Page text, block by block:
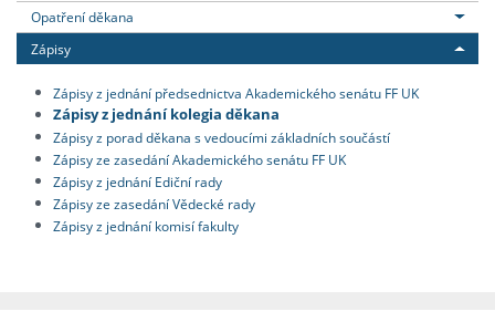
Opatření děkana
Zápisy
Zápisy z jednání předsednictva Akademického senátu FF UK
Zápisy z jednání kolegia děkana
Zápisy z porad děkana s vedoucími základních součástí
Zápisy ze zasedání Akademického senátu FF UK
Zápisy z jednání Ediční rady
Zápisy ze zasedání Vědecké rady
Zápisy z jednání komisí fakulty